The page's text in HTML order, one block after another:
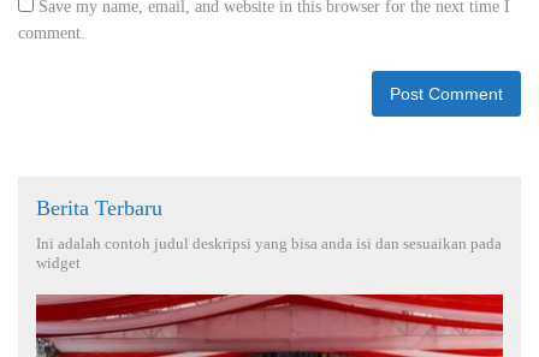
Save my name, email, and website in this browser for the next time I
comment.
Berita Terbaru
Ini adalah contoh judul deskripsi yang bisa anda isi dan sesuaikan pada
widget